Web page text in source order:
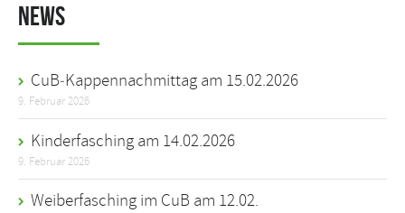
News
CuB‑Kappennachmittag am 15.02.2026
9. Februar 2026
Kinderfasching am 14.02.2026
9. Februar 2026
Weiberfasching im CuB am 12.02.